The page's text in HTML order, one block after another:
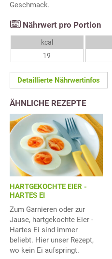
Geschmack.
Nährwert pro Portion
kcal
19
Detaillierte Nährwertinfos
ÄHNLICHE REZEPTE
HARTGEKOCHTE EIER -
HARTES EI
Zum Garnieren oder zur
Jause, hartgekochte Eier -
Hartes Ei sind immer
beliebt. Hier unser Rezept,
wo kein Ei aufspringt.